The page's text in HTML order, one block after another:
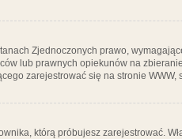
Zjednoczonych prawo,
lub prawnych opiekunów na
zarejestrować się na stronie WWW,
którą próbujesz zarejestrować.